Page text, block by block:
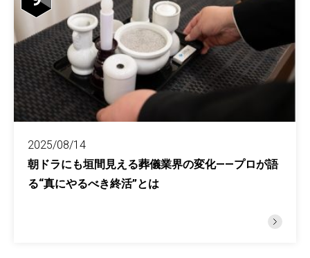
2025/08/14
朝ドラにも垣間見える葬儀業界の変化——プロが語
る“真にやるべき終活”とは